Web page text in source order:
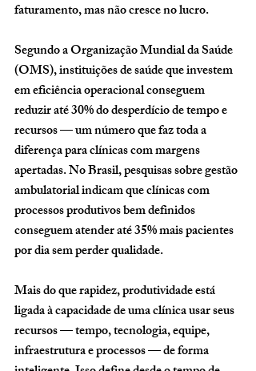
faturamento, mas não cresce no lucro.
Segundo a Organização Mundial da Saúde
(OMS), instituições de saúde que investem
em eficiência operacional conseguem
reduzir até 30% do desperdício de tempo e
recursos — um número que faz toda a
diferença para clínicas com margens
apertadas. No Brasil, pesquisas sobre gestão
ambulatorial indicam que clínicas com
processos produtivos bem definidos
conseguem atender até 35% mais pacientes
por dia sem perder qualidade.
Mais do que rapidez, produtividade está
ligada à capacidade de uma clínica usar seus
recursos — tempo, tecnologia, equipe,
infraestrutura e processos — de forma